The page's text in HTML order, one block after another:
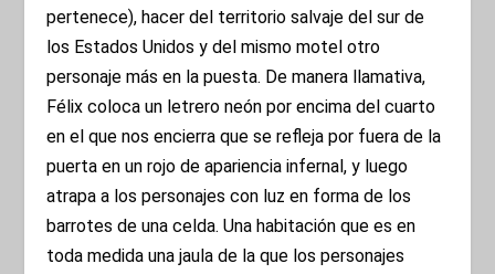
pertenece), hacer del territorio salvaje del sur de
los Estados Unidos y del mismo motel otro
personaje más en la puesta. De manera llamativa,
Félix coloca un letrero neón por encima del cuarto
en el que nos encierra que se refleja por fuera de la
puerta en un rojo de apariencia infernal, y luego
atrapa a los personajes con luz en forma de los
barrotes de una celda. Una habitación que es en
toda medida una jaula de la que los personajes